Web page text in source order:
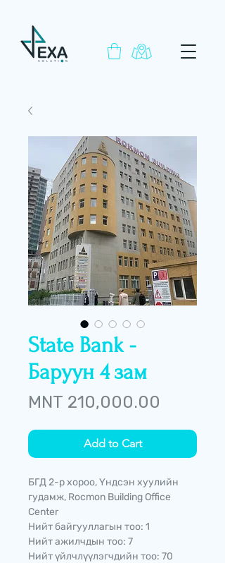
State Bank -
Баруун 4 зам
MNT 210,000.00
Add to Cart
БГД 2-р хороо, Үндсэн хуулийн
гудамж, Rocmon Building Office
Center
Нийт байгууллагын тоо: 1
Нийт ажилчдын тоо: 7
Нийт үйлчлүүлэгчдийн тоо: 70